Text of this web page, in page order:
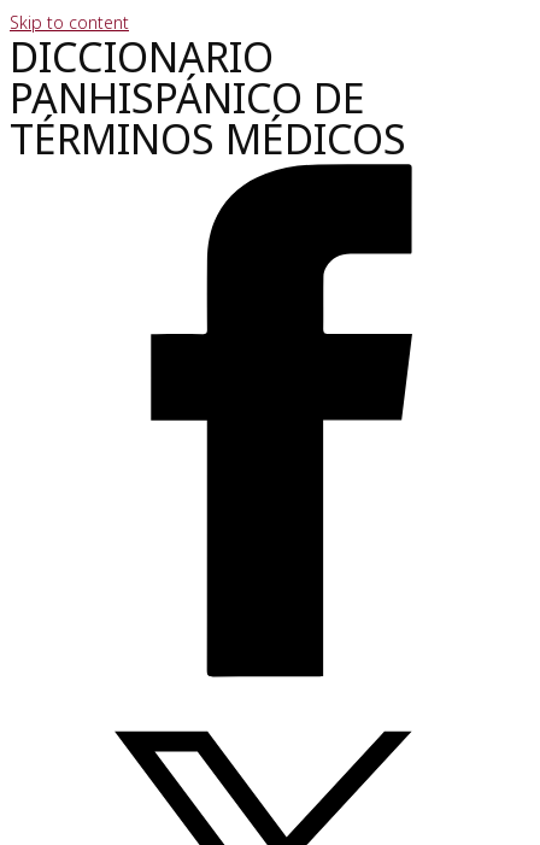
Skip to content
DICCIONARIO
PANHISPÁNICO DE
TÉRMINOS MÉDICOS